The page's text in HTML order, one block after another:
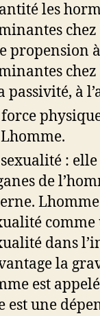
les
propension
passivité, à
: elle
de
comme
dans
la
est
est une